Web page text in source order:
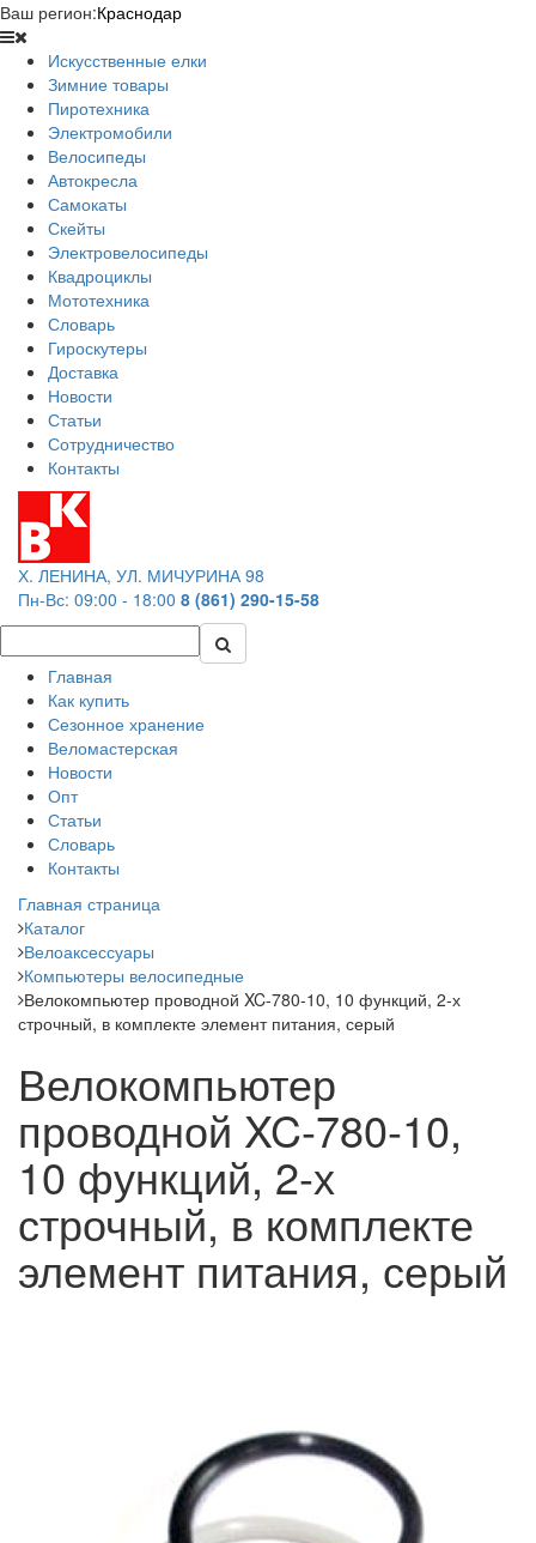
Ваш регион:Краснодар
Искусственные елки
Зимние товары
Пиротехника
Электромобили
Велосипеды
Автокресла
Самокаты
Скейты
Электровелосипеды
Квадроциклы
Мототехника
Словарь
Гироскутеры
Доставка
Новости
Статьи
Сотрудничество
Контакты
Х. ЛЕНИНА, УЛ. МИЧУРИНА 98
Пн-Вс: 09:00 - 18:00 8 (861) 290-15-58
Главная
Как купить
Сезонное хранение
Веломастерская
Новости
Опт
Статьи
Словарь
Контакты
Главная страница
Каталог
Велоаксессуары
Компьютеры велосипедные
Велокомпьютер проводной XC-780-10, 10 функций, 2-х
строчный, в комплекте элемент питания, серый
Велокомпьютер
проводной XC-780-10,
10 функций, 2-х
строчный, в комплекте
элемент питания, серый